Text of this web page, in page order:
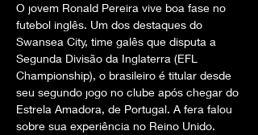
O jovem Ronald Pereira vive boa fase no
futebol inglês. Um dos destaques do
Swansea City, time galês que disputa a
Segunda Divisão da Inglaterra (EFL
Championship), o brasileiro é titular desde
seu segundo jogo no clube após chegar do
Estrela Amadora, de Portugal. A fera falou
sobre sua experiência no Reino Unido.